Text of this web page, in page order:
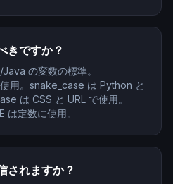
きですか？
の変数の標準。
用。snake_case は Python と
は CSS と URL で使用。
は定数に使用。
されますか？